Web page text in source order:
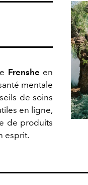
Frenshe en
mentale
de soins
en ligne,
de produits
esprit.